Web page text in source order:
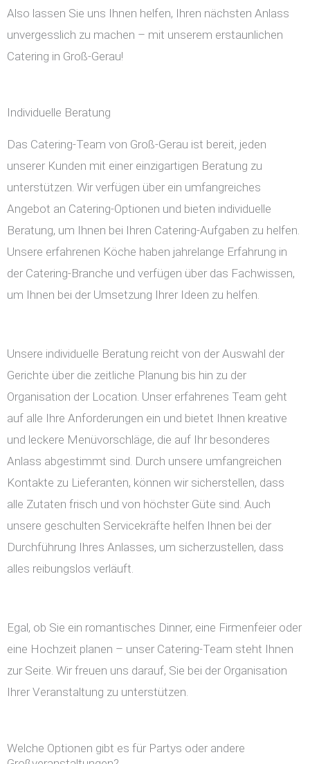
Also lassen Sie uns Ihnen helfen, Ihren nächsten Anlass
unvergesslich zu machen – mit unserem erstaunlichen
Catering in Groß-Gerau!
Individuelle Beratung
Das Catering-Team von Groß-Gerau ist bereit, jeden
unserer Kunden mit einer einzigartigen Beratung zu
unterstützen. Wir verfügen über ein umfangreiches
Angebot an Catering-Optionen und bieten individuelle
Beratung, um Ihnen bei Ihren Catering-Aufgaben zu helfen.
Unsere erfahrenen Köche haben jahrelange Erfahrung in
der Catering-Branche und verfügen über das Fachwissen,
um Ihnen bei der Umsetzung Ihrer Ideen zu helfen.
Unsere individuelle Beratung reicht von der Auswahl der
Gerichte über die zeitliche Planung bis hin zu der
Organisation der Location. Unser erfahrenes Team geht
auf alle Ihre Anforderungen ein und bietet Ihnen kreative
und leckere Menüvorschläge, die auf Ihr besonderes
Anlass abgestimmt sind. Durch unsere umfangreichen
Kontakte zu Lieferanten, können wir sicherstellen, dass
alle Zutaten frisch und von höchster Güte sind. Auch
unsere geschulten Servicekräfte helfen Ihnen bei der
Durchführung Ihres Anlasses, um sicherzustellen, dass
alles reibungslos verläuft.
Egal, ob Sie ein romantisches Dinner, eine Firmenfeier oder
eine Hochzeit planen – unser Catering-Team steht Ihnen
zur Seite. Wir freuen uns darauf, Sie bei der Organisation
Ihrer Veranstaltung zu unterstützen.
Welche Optionen gibt es für Partys oder andere